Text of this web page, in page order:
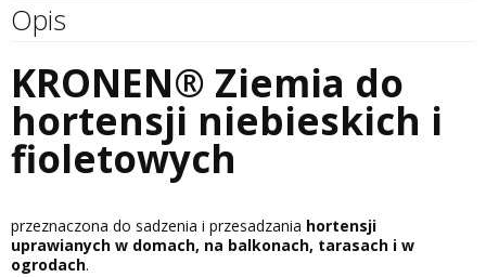
Opis
KRONEN® Ziemia do
hortensji niebieskich i
fioletowych
przeznaczona do sadzenia i przesadzania hortensji
uprawianych w domach, na balkonach, tarasach i w
ogrodach.